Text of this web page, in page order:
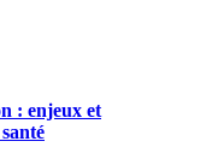
: enjeux et